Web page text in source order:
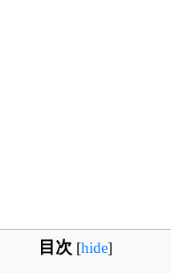
目次 [hide]